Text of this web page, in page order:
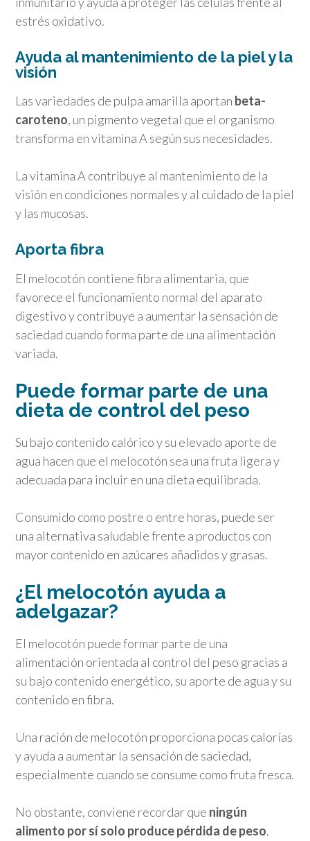
estrés oxidativo.
Ayuda al mantenimiento de la piel y la
visión
Las variedades de pulpa amarilla aportan beta-
caroteno, un pigmento vegetal que el organismo
transforma en vitamina A según sus necesidades.
La vitamina A contribuye al mantenimiento de la
visión en condiciones normales y al cuidado de la piel
y las mucosas.
Aporta fibra
El melocotón contiene fibra alimentaria, que
favorece el funcionamiento normal del aparato
digestivo y contribuye a aumentar la sensación de
saciedad cuando forma parte de una alimentación
variada.
Puede formar parte de una
dieta de control del peso
Su bajo contenido calórico y su elevado aporte de
agua hacen que el melocotón sea una fruta ligera y
adecuada para incluir en una dieta equilibrada.
Consumido como postre o entre horas, puede ser
una alternativa saludable frente a productos con
mayor contenido en azúcares añadidos y grasas.
¿El melocotón ayuda a
adelgazar?
El melocotón puede formar parte de una
alimentación orientada al control del peso gracias a
su bajo contenido energético, su aporte de agua y su
contenido en fibra.
Una ración de melocotón proporciona pocas calorías
y ayuda a aumentar la sensación de saciedad,
especialmente cuando se consume como fruta fresca.
No obstante, conviene recordar que ningún
alimento por sí solo produce pérdida de peso.